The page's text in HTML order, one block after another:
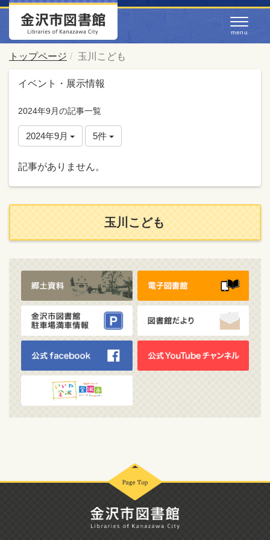
トップページ 玉川こども
イベント・展示情報
2024年9月の記事一覧
2024年9月 5件
記事がありません。
玉川こども